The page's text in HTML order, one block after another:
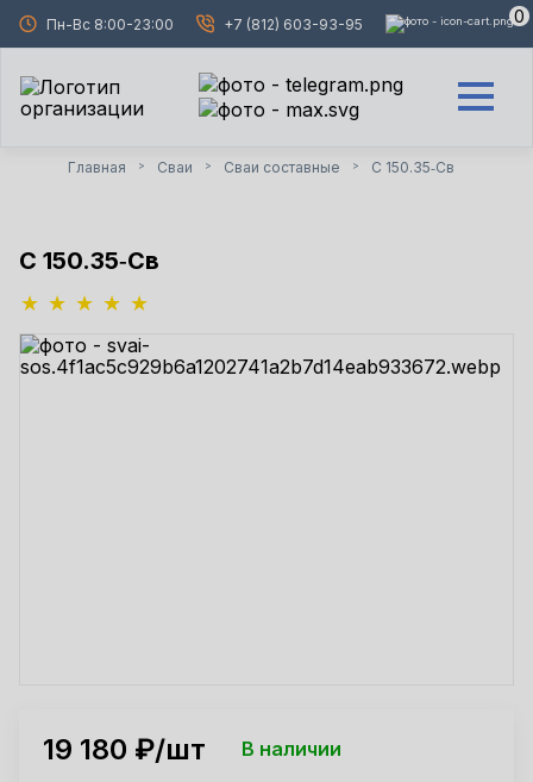
Пн-Вс 8:00-23:00 +7 (812) 603-93-95 0
Главная > Сваи > Сваи составные > C 150.35‑Св
C 150.35‑Св
19 180 ₽/шт В наличии